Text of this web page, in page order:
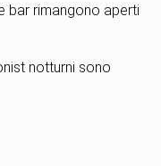
bar rimangono aperti
notturni sono